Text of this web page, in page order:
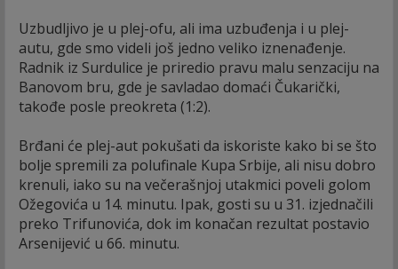
Uzbudljivo je u plej-ofu, ali ima uzbuđenja i u plej-
autu, gde smo videli još jedno veliko iznenađenje.
Radnik iz Surdulice je priredio pravu malu senzaciju na
Banovom bru, gde je savladao domaći Čukarički,
takođe posle preokreta (1:2).
Brđani će plej-aut pokušati da iskoriste kako bi se što
bolje spremili za polufinale Kupa Srbije, ali nisu dobro
krenuli, iako su na večerašnjoj utakmici poveli golom
Ožegovića u 14. minutu. Ipak, gosti su u 31. izjednačili
preko Trifunovića, dok im konačan rezultat postavio
Arsenijević u 66. minutu.